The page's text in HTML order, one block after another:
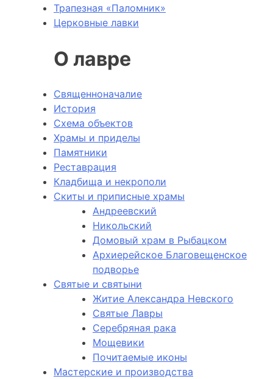
Трапезная «Паломник»
Церковные лавки
О лавре
Священноначалие
История
Схема объектов
Храмы и приделы
Памятники
Реставрация
Кладбища и некрополи
Скиты и приписные храмы
Андреевский
Никольский
Домовый храм в Рыбацком
Архиерейское Благовещенское
подворье
Святые и святыни
Житие Александра Невского
Святые Лавры
Серебряная рака
Мощевики
Почитаемые иконы
Мастерские и производства